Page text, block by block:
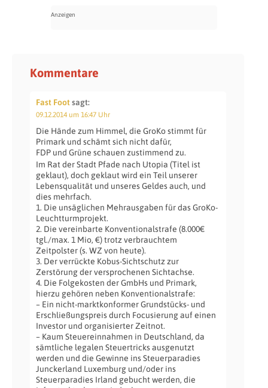
Kommentare
Fast Footsagt:
09.12.2014 um 16:47 Uhr
Die Hände zum Himmel, die GroKo stimmt für
Primark und schämt sich nicht dafür,
FDP und Grüne schauen zustimmend zu.
Im Rat der Stadt Pfade nach Utopia (Titel ist
geklaut), doch geklaut wird ein Teil unserer
Lebensqualität und unseres Geldes auch, und
dies mehrfach.
1. Die unsäglichen Mehrausgaben für das GroKo-
Leuchtturmprojekt.
2. Die vereinbarte Konventionalstrafe (8.000€
tgl./max. 1 Mio, €) trotz verbrauchtem
Zeitpolster (s. WZ von heute).
3. Der verrückte Kobus-Sichtschutz zur
Zerstörung der versprochenen Sichtachse.
4. Die Folgekosten der GmbHs und Primark,
hierzu gehören neben Konventionalstrafe:
– Ein nicht-marktkonformer Grundstücks- und
Erschließungspreis durch Focusierung auf einen
Investor und organisierter Zeitnot.
– Kaum Steuereinnahmen in Deutschland, da
sämtliche legalen Steuertricks ausgenutzt
werden und die Gewinne ins Steuerparadies
Junckerland Luxemburg und/oder ins
Steuerparadies Irland gebucht werden, die